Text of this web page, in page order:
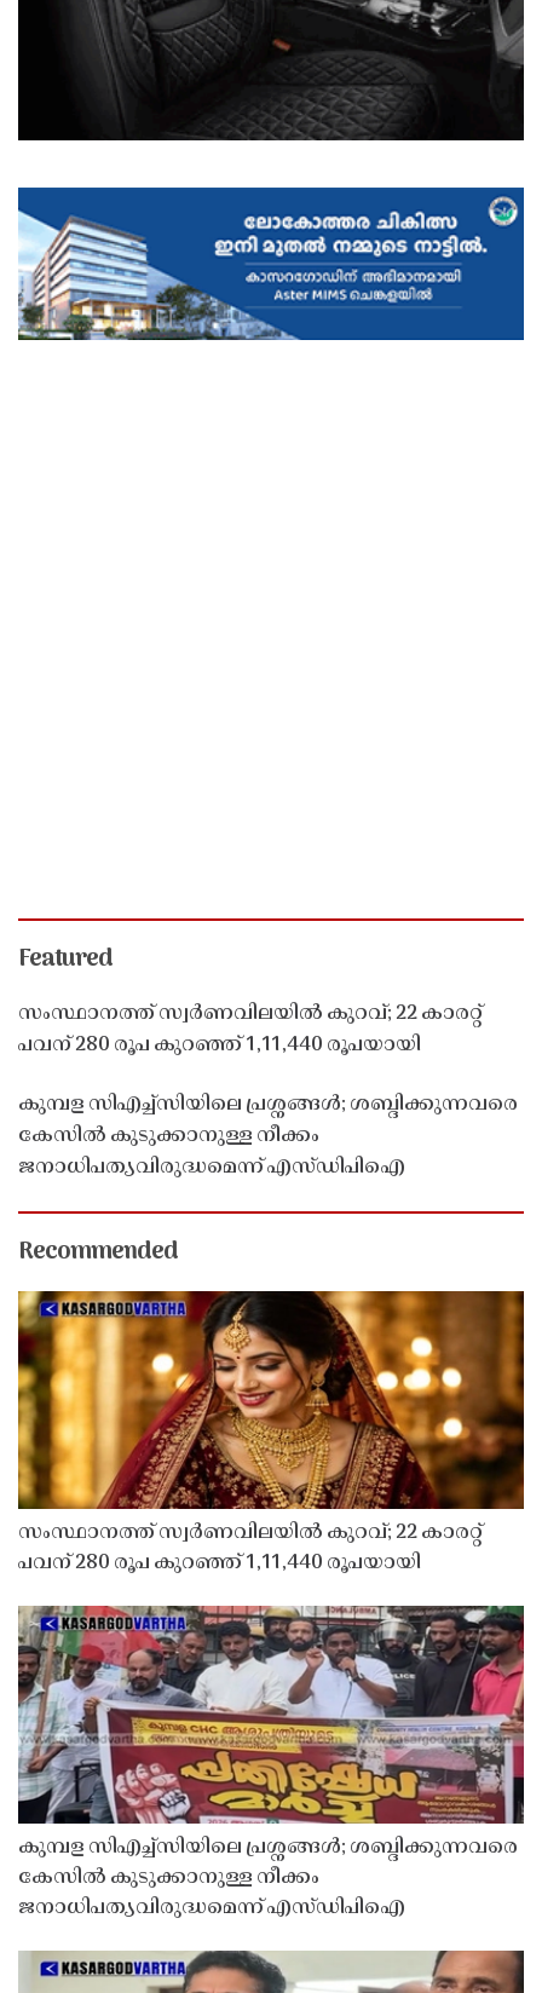
Featured
സംസ്ഥാനത്ത് സ്വർണവിലയിൽ കുറവ്; 22 കാരറ്റ്
പവന് 280 രൂപ കുറഞ്ഞ് 1,11,440 രൂപയായി
കുമ്പള സിഎച്ച്സിയിലെ പ്രശ്നങ്ങൾ; ശബ്ദിക്കുന്നവരെ
കേസിൽ കുടുക്കാനുള്ള നീക്കം
ജനാധിപത്യവിരുദ്ധമെന്ന് എസ്ഡിപിഐ
Recommended
സംസ്ഥാനത്ത് സ്വർണവിലയിൽ കുറവ്; 22 കാരറ്റ്
പവന് 280 രൂപ കുറഞ്ഞ് 1,11,440 രൂപയായി
കുമ്പള സിഎച്ച്സിയിലെ പ്രശ്നങ്ങൾ; ശബ്ദിക്കുന്നവരെ
കേസിൽ കുടുക്കാനുള്ള നീക്കം
ജനാധിപത്യവിരുദ്ധമെന്ന് എസ്ഡിപിഐ